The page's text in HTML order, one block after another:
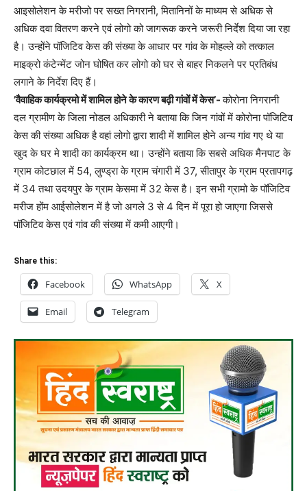
आइसोलेशन के मरीजो पर सख्त निगरानी, मितानिनों के माध्यम से अधिक से
अधिक दवा वितरण करने एवं लोगो को जागरूक करने जरूरी निर्देश दिया जा रहा
है। उन्होंने पॉजिटिव केस की संख्या के आधार पर गांव के मोहल्ले को तत्काल
माइक्रो कंटेन्मेंट जोन घोषित कर लोगो को घर से बाहर निकलने पर प्रतिबंध
लगाने के निर्देश दिए हैं।
’वैवाहिक कार्यक्रमो में शामिल होने के कारण बढ़ी गांवों में केस’-कोरोना निगरानी
दल ग्रामीण के जिला नोडल अधिकारी ने बताया कि जिन गांवों में कोरोना पॉजिटिव
केस की संख्या अधिक है वहां लोगो द्वारा शादी में शामिल होने अन्य गांव गए थे या
खुद के घर मे शादी का कार्यक्रम था। उन्होंने बताया कि सबसे अधिक मैनपाट के
ग्राम कोटछाल में 54, लुण्ड्रा के ग्राम चंगारी में 37, सीतापुर के ग्राम प्रतापगढ़
में 34 तथा उदयपुर के ग्राम केसमा में 32 केस है। इन सभी ग्रामो के पॉजिटिव
मरीज होंम आईसोलेशन में है जो अगले 3 से 4 दिन में पूरा हो जाएगा जिससे
पॉजिटिव केस एवं गांव की संख्या में कमी आएगी।
Share this:
Facebook WhatsApp X
Email Telegram